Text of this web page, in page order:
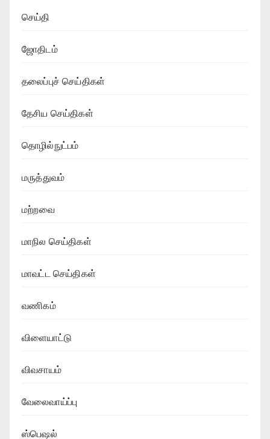
செய்தி
ஜோதிடம்
தலைப்புச் செய்திகள்
தேசிய செய்திகள்
தொழில்நுட்பம்
மருத்துவம்
மற்றவை
மாநில செய்திகள்
மாவட்ட செய்திகள்
வணிகம்
விளையாட்டு
விவசாயம்
வேலைவாய்ப்பு
ஸ்பெஷல்